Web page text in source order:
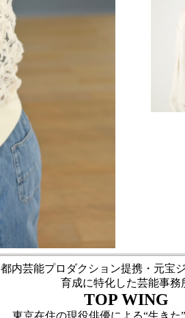
都内芸能プロダクション提携・元宝
育成に特化した芸能事務
TOP WING